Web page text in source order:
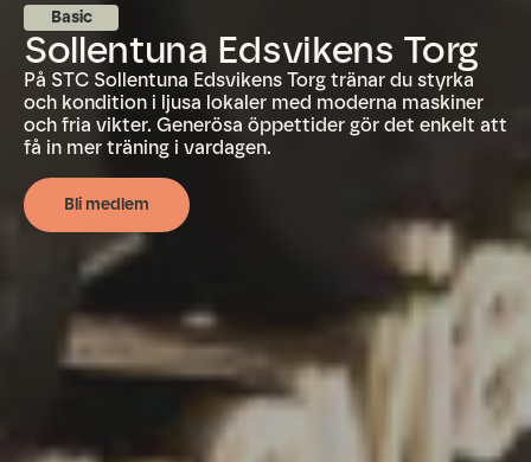
Basic
Sollentuna Edsvikens Torg
På STC Sollentuna Edsvikens Torg tränar du styrka
och kondition i ljusa lokaler med moderna maskiner
och fria vikter. Generösa öppettider gör det enkelt att
få in mer träning i vardagen.
Bli medlem